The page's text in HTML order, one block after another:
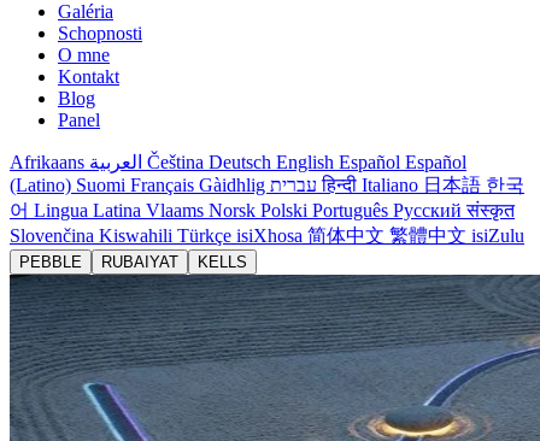
Galéria
Schopnosti
O mne
Kontakt
Blog
Panel
Afrikaans Čeština Deutsch English Español Español
(Latino) Suomi Français Gàidhlig עבריתहिन्दी Italiano 日本語 한국
어 Lingua Latina Vlaams Norsk Polski Português Русскийसंस्कृत
Slovenčina Kiswahili Türkçe isiXhosa 简体中文 繁體中文 isiZulu
PEBBLE RUBAIYAT KELLS